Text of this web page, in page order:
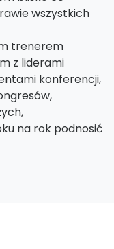
wszystkich
trenerem
z liderami
konferencji,
na rok podnosić